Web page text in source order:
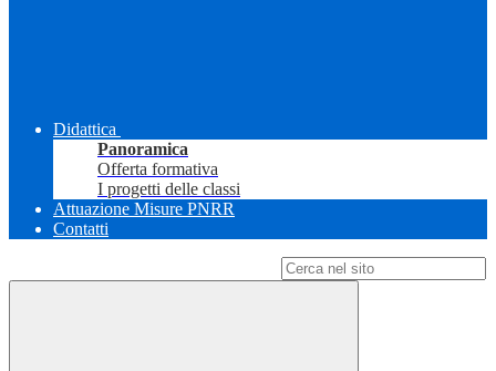
Didattica
Panoramica
Offerta formativa
I progetti delle classi
Attuazione Misure PNRR
Contatti